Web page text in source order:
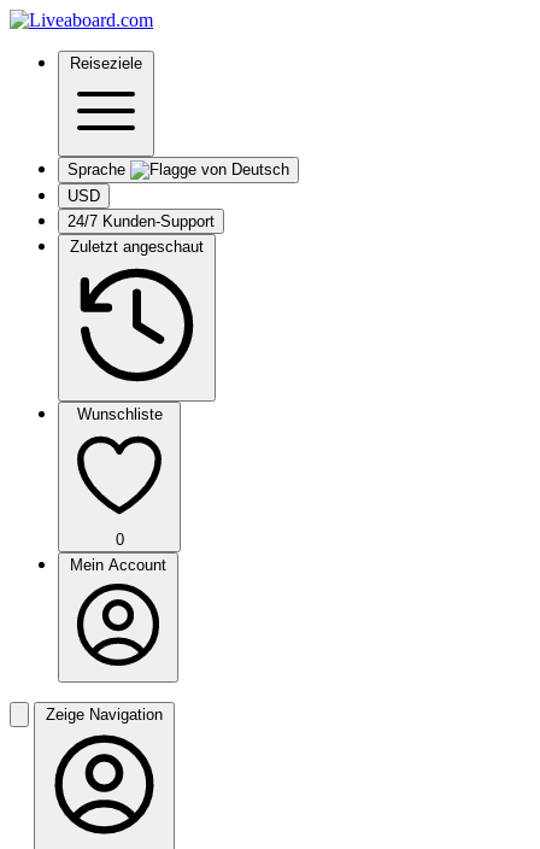
Reiseziele
Sprache
USD
24/7 Kunden-Support
Zuletzt angeschaut
Wunschliste
0
Mein Account
Zeige Navigation